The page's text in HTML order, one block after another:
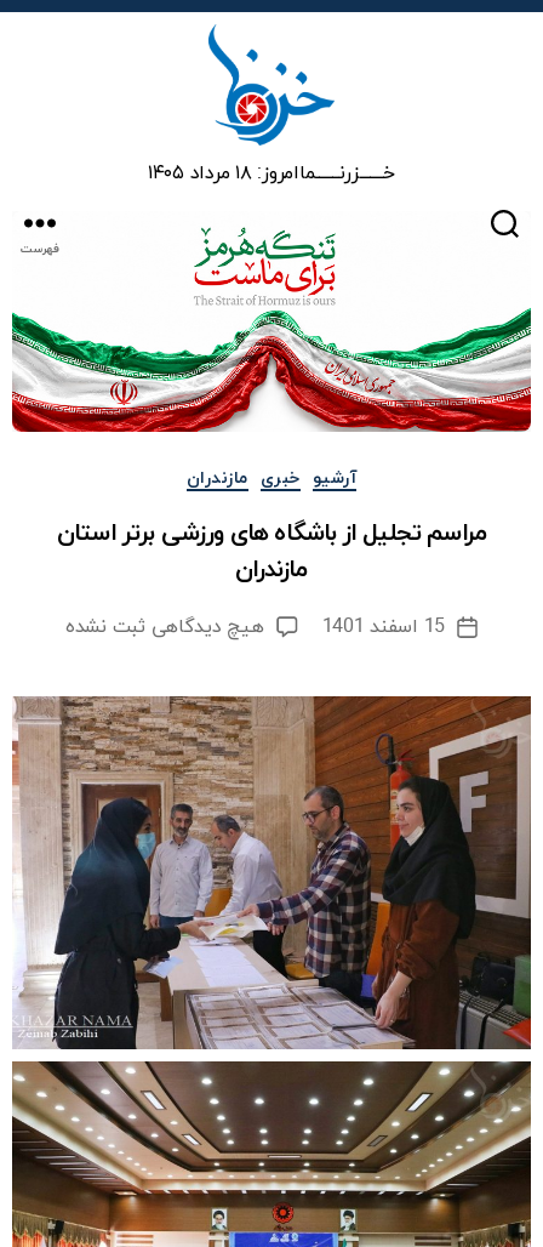
خـــــــزرنـــــــماامروز: ۱۸ مرداد ۱۴۰۵
فهرست
دسته‌ها آرشیو خبری مازندران
مراسم تجلیل از باشگاه های ورزشی برتر استان
مازندران
تاریخ
15 اسفند 1401 هیچ دیدگاهی برای
از
باشگاه
های
ورزشی
برتر
استان
مازندران
ثبت نشده